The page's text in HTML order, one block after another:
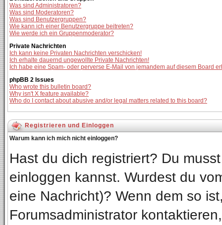
Was sind Administratoren?
Was sind Moderatoren?
Was sind Benutzergruppen?
Wie kann ich einer Benutzergruppe beitreten?
Wie werde ich ein Gruppenmoderator?
Private Nachrichten
Ich kann keine Privaten Nachrichten verschicken!
Ich erhalte dauernd ungewollte Private Nachrichten!
Ich habe eine Spam- oder perverse E-Mail von jemandem auf diesem Board
phpBB 2 Issues
Who wrote this bulletin board?
Why isn't X feature available?
Who do I contact about abusive and/or legal matters related to this board?
Registrieren und Einloggen
Warum kann ich mich nicht einloggen?
Hast du dich registriert? Du
einloggen kannst. Wurdest du
eine Nachricht)? Wenn dem so
Forumsadministrator